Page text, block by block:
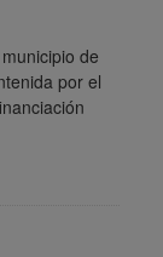
de
por el